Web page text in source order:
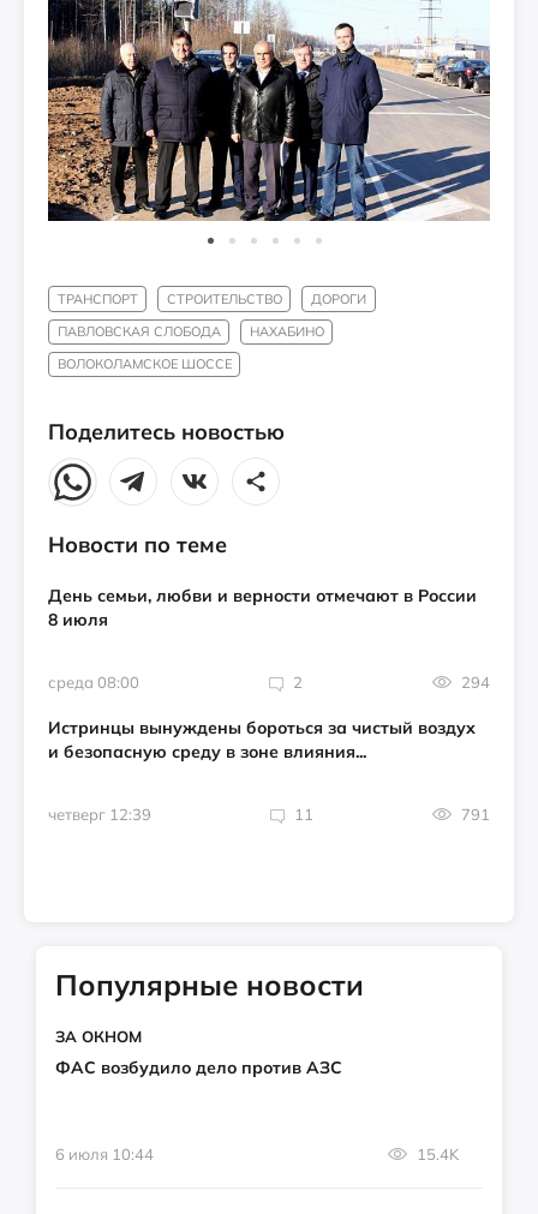
ТРАНСПОРТ СТРОИТЕЛЬСТВО
ДОРОГИ
ПАВЛОВСКАЯ СЛОБОДА
НАХАБИНО
ВОЛОКОЛАМСКОЕ ШОССЕ
Поделитесь новостью
Новости по теме
День семьи, любви и верности отмечают в России
8 июля
среда 08:00 2 294
Истринцы вынуждены бороться за чистый воздух
и безопасную среду в зоне влияния...
четверг 12:39 11 791
Популярные новости
ЗА ОКНОМ
ФАС возбудило дело против АЗС
6 июля 10:44 15.4K